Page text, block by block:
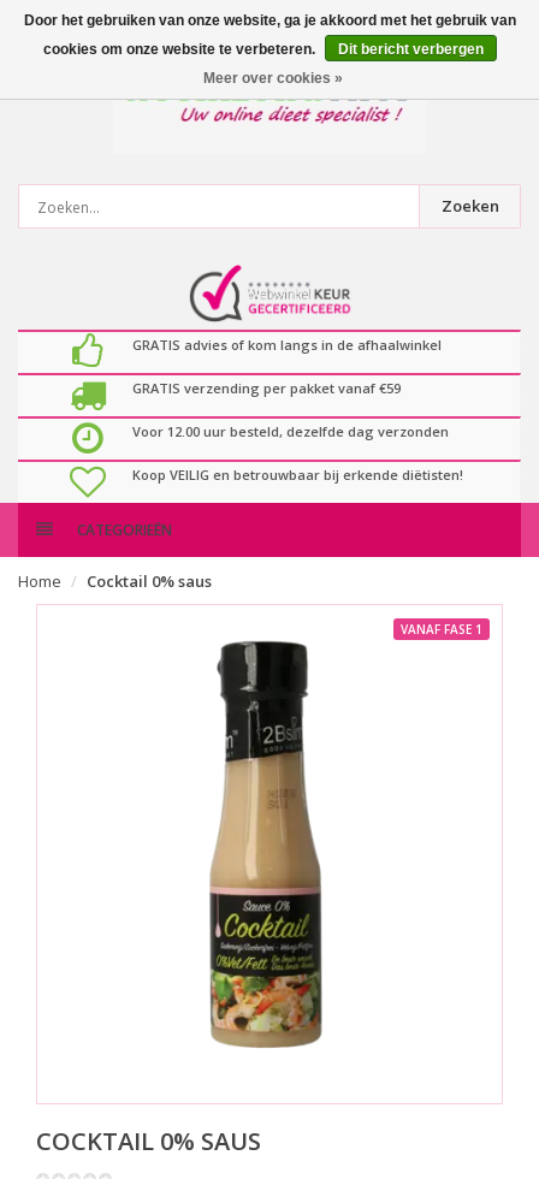
0artikelen
Zoeken
GRATIS advies of kom langs in de afhaalwinkel
GRATIS verzending per pakket vanaf €59
Voor 12.00 uur besteld, dezelfde dag verzonden
Koop VEILIG en betrouwbaar bij erkende diëtisten!
CATEGORIEËN
Home Cocktail 0% saus
VANAF FASE 1
COCKTAIL 0% SAUS
Door het gebruiken van onze website, ga je akkoord met het gebruik van
cookies om onze website te verbeteren.
Dit bericht verbergen
Meer over cookies »